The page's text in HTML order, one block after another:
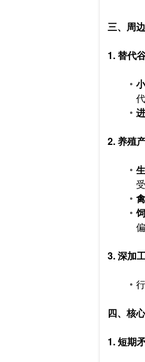
三、周
1. 替代
2. 养殖
3. 深加
四、核
1. 短期